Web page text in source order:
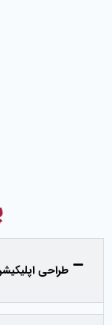
طراحی